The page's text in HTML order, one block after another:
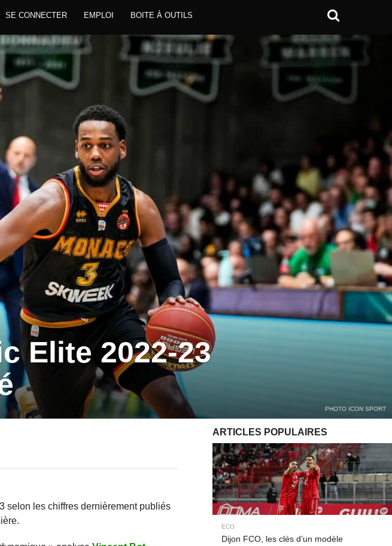
SE CONNECTER EMPLOI BOITE À OUTILS
Elite 2022-23
PHOTO ICON SPORT
selon les chiffres dernièrement publiés
ARTICLES POPULAIRES
ECO
Dijon FCO, les clés d’un modèle